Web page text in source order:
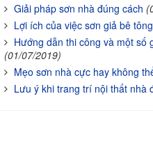
Giải pháp sơn nhà đúng cách
Lợi ích của việc sơn giả bê tông
Hướng dẫn thi công và một số
(01/07/2019)
Mẹo sơn nhà cực hay không
Lưu ý khi trang trí nội thất nhà